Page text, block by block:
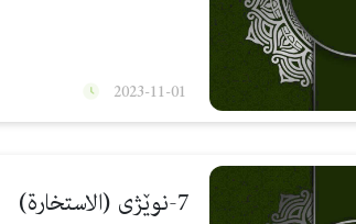
2023-11-01
7-نوێژی (الاستخارة)